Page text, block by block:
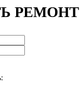
РЕМОНТ